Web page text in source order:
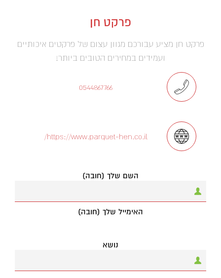
פרקט חן
פרקט חן מציע עבורכם מגוון עצום של פרקטים איכותיים
ועמידים במחירים הטובים ביותר!
0544867766
https://www.parquet-hen.co.il/
השם שלך (חובה)
האימייל שלך (חובה)
נושא